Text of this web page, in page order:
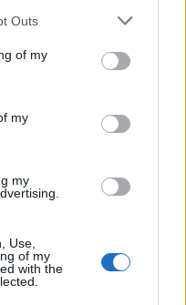
Outs
of my
my
my
Use,
of my
with the
в